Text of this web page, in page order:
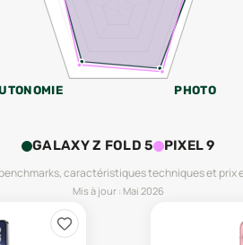
PHOTO
GALAXY Z FOLD 5 PIXEL 9
caractéristiques techniques et prix
Mis à jour : Mai 2026